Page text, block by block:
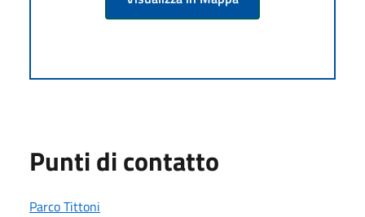
Punti di contatto
Parco Tittoni